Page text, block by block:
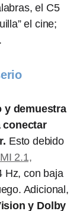
el C5
el cine;
y demuestra
conectar
Esto debido
2.1,
Hz, con baja
Adicional,
y Dolby